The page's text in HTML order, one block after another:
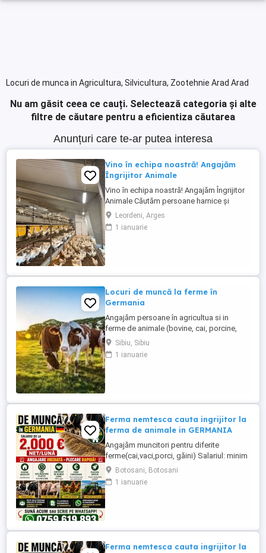
Locuri de munca in Agricultura, Silvicultura, Zootehnie Arad Arad
Nu am găsit ceea ce cauți. Selectează categoria și alte
filtre de căutare pentru a eficientiza căutarea
Anunțuri care te-ar putea interesa
Vino în echipa noastră! Angajăm
Îngrijitor Animale
Vino în echipa noastră! Angajăm Îngrijitor
Animale Căutăm persoane harnice și
motivate pentru mai multe posturi
disponibile în România: Îngrijitor animale
FERMA ANIMALE Oferim cazare Mediu de
Leordeni, Arges
1 ianuarie
Locuri de muncă la ferme în
Germania
Angajăm persoane în agricultua si in
ferme de animale (bovine, cai, porcine,
caprine, si păsari) în Germania. Salar
atractiv incepand cu1900 euro net lună
plus ore suplimentare plătite Cazare și
Sibiu, Sibiu
1 ianuarie
Ferma nemtesca cauta ingrijitor la
ferma de animale in GERMANIA
Angajăm muncitori pentru diferite
ferme(cai,vaci,porci, găini) Salariul: minim
1800 net( poate crește în funcție de
experiența) Cazare și utilități gratuite!
Căutam persoane serioase și motivate
Botosani, Botosani
1 ianuarie
Ferma nemtesca cauta ingrijitor la